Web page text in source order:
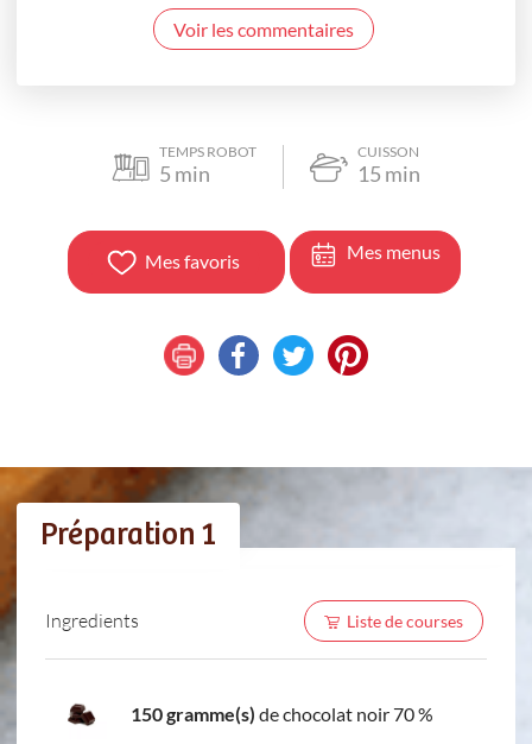
Voir les commentaires
TEMPS ROBOT
5 min
CUISSON
15 min
Mes favoris Mes menus
Préparation 1
Ingredients Liste de courses
150 gramme(s) de chocolat noir 70 %